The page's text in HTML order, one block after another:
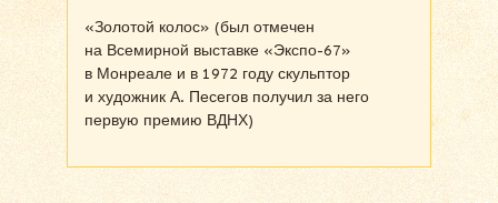
«Золотой колос» (был отмечен
на Всемирной выставке «Экспо-67»
в Монреале и в 1972 году скульптор
и художник А. Песегов получил за него
первую премию ВДНХ)